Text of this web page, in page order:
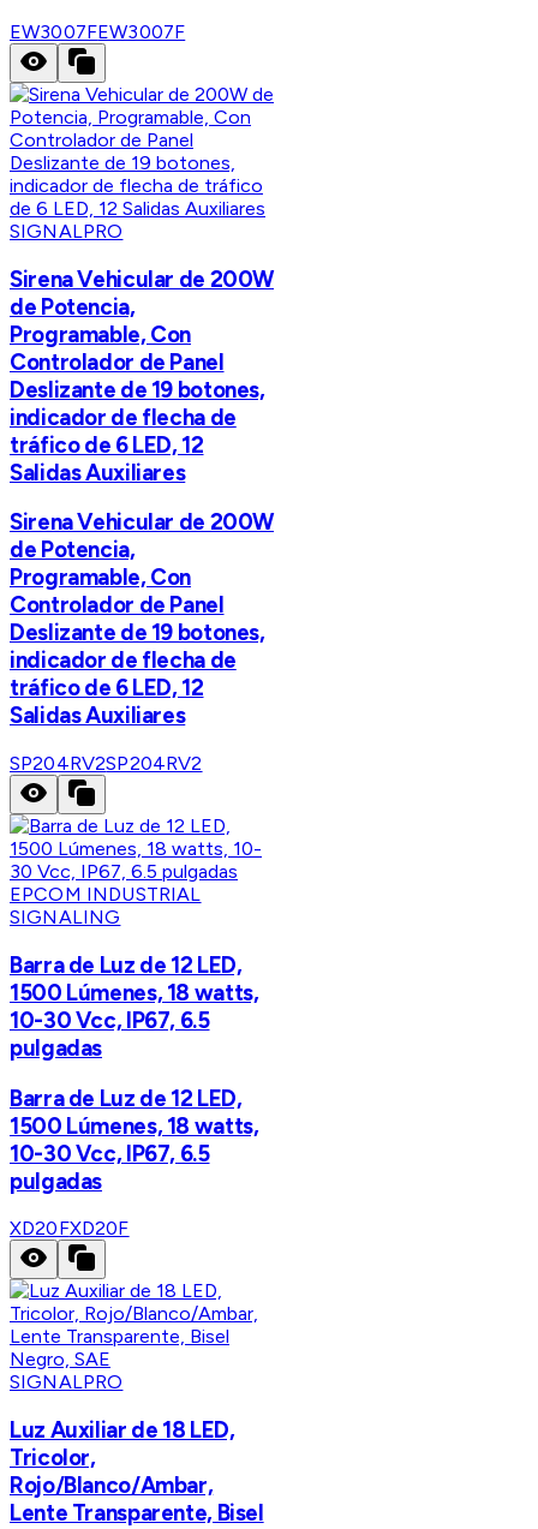
EW3007FEW3007F
SIGNALPRO
Sirena Vehicular de 200W
de Potencia,
Programable, Con
Controlador de Panel
Deslizante de 19 botones,
indicador de flecha de
tráfico de 6 LED, 12
Salidas Auxiliares
Sirena Vehicular de 200W
de Potencia,
Programable, Con
Controlador de Panel
Deslizante de 19 botones,
indicador de flecha de
tráfico de 6 LED, 12
Salidas Auxiliares
SP204RV2SP204RV2
EPCOM INDUSTRIAL
SIGNALING
Barra de Luz de 12 LED,
1500 Lúmenes, 18 watts,
10-30 Vcc, IP67, 6.5
pulgadas
Barra de Luz de 12 LED,
1500 Lúmenes, 18 watts,
10-30 Vcc, IP67, 6.5
pulgadas
XD20FXD20F
SIGNALPRO
Luz Auxiliar de 18 LED,
Tricolor,
Rojo/Blanco/Ambar,
Lente Transparente, Bisel